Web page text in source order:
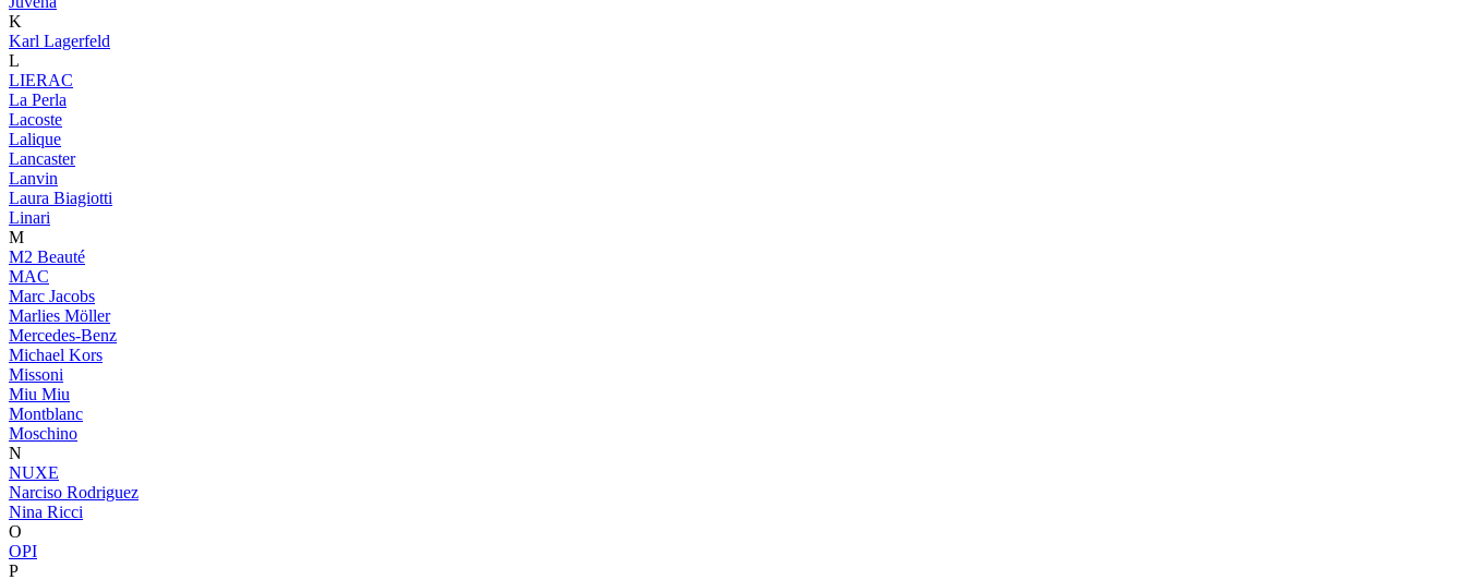
K
Karl Lagerfeld
L
LIERAC
La Perla
Lacoste
Lalique
Lancaster
Lanvin
Laura Biagiotti
Linari
M
M2 Beauté
MAC
Marc Jacobs
Marlies Möller
Mercedes-Benz
Michael Kors
Missoni
Miu Miu
Montblanc
Moschino
N
NUXE
Narciso Rodriguez
Nina Ricci
O
OPI
P